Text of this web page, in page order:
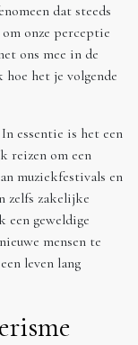
dat steeds
onze perceptie
ons mee in de
het je volgende
essentie is het een
reizen om een
muziekfestivals en
zelfs zakelijke
een geweldige
mensen te
leven lang